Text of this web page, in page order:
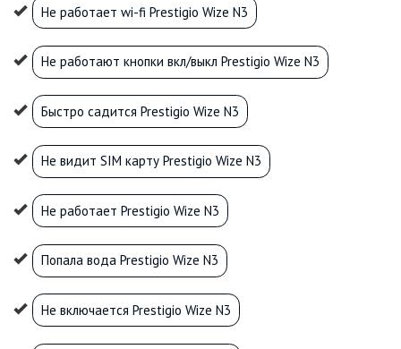
Не работает wi-fi Prestigio Wize N3
Не работают кнопки вкл/выкл Prestigio Wize N3
Быстро садится Prestigio Wize N3
Не видит SIM карту Prestigio Wize N3
Не работает Prestigio Wize N3
Попала вода Prestigio Wize N3
Не включается Prestigio Wize N3